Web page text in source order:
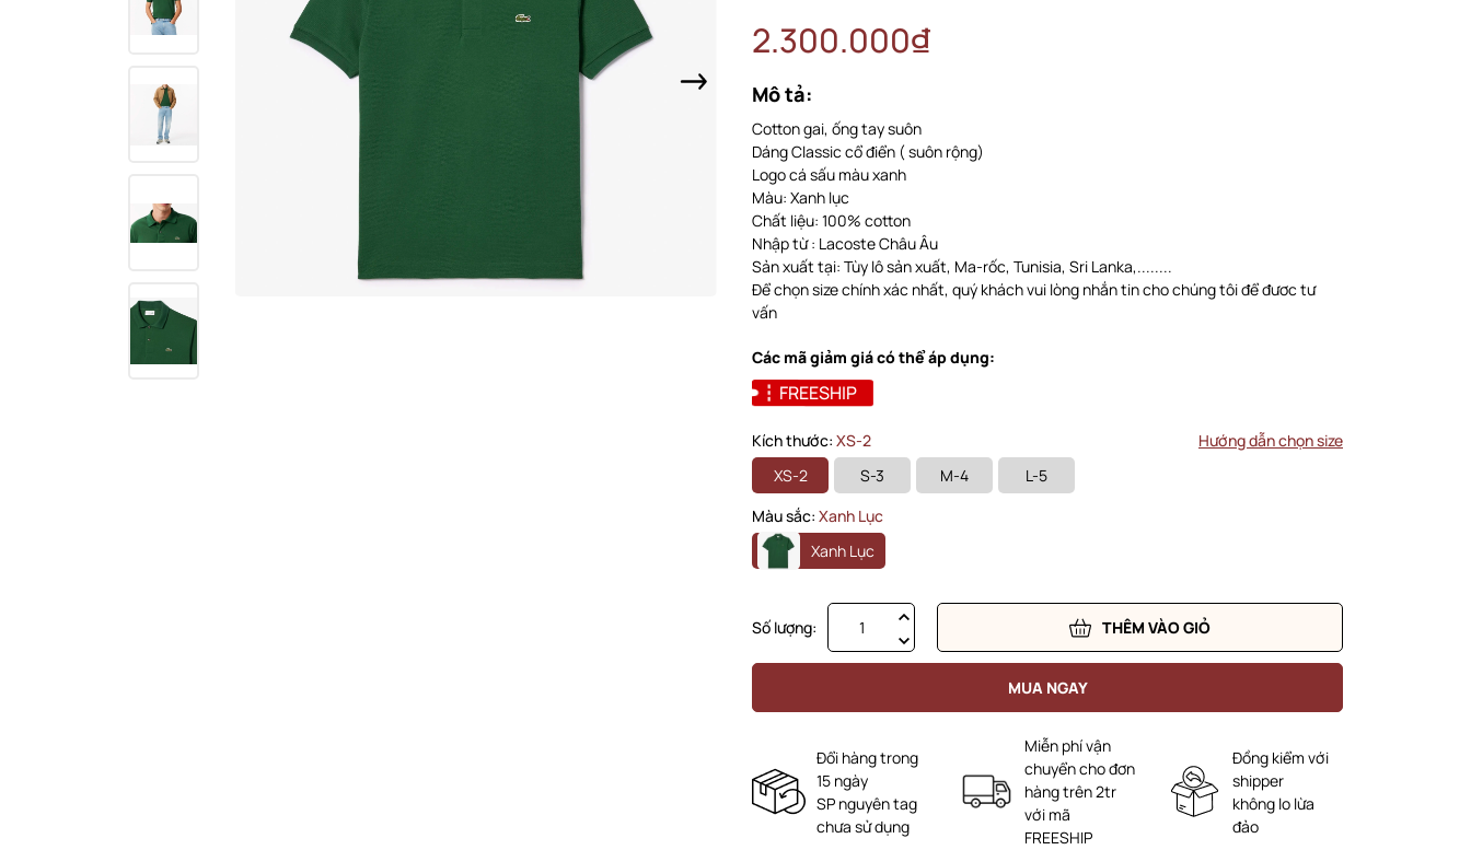
2.300.000₫
Mô tả:
Cotton gai, ống tay suôn
Dáng Classic cổ điển ( suôn rộng)
Logo cá sấu màu xanh
Màu: Xanh lục
Chất liệu: 100% cotton
Nhập từ : Lacoste Châu Âu
Sản xuất tại: Tùy lô sản xuất, Ma-rốc, Tunisia, Sri Lanka,........
Để chọn size chính xác nhất, quý khách vui lòng nhắn tin cho chúng tôi để đươc tư
vấn
Các mã giảm giá có thể áp dụng:
FREESHIP
Kích thước: XS-2
Hướng dẫn chọn size
XS-2
S-3 M-4
L-5
Màu sắc: Xanh Lục
Xanh Lục
Số lượng: THÊM VÀO GIỎ
MUA NGAY
Đổi hàng trong
15 ngày
SP nguyên tag
chưa sử dụng
Miễn phí vận
chuyển cho đơn
hàng trên 2tr
với mã
FREESHIP
Đồng kiểm với
shipper
không lo lừa
đảo